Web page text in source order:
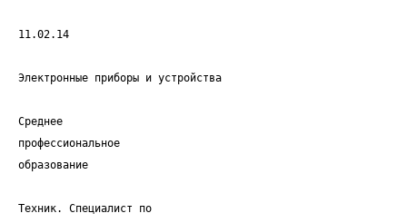
11.02.14
Электронные приборы и устройства
Среднее
профессиональное
образование
Техник. Специалист по